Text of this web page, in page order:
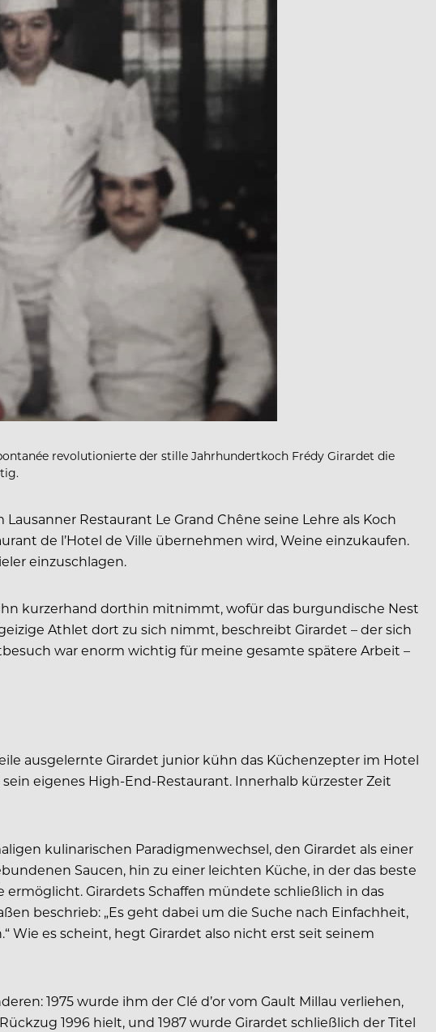
revolutionierte der stille Jahrhundertkoch Frédy Girardet die
Restaurant Le Grand Chêne seine Lehre als Koch
de l’Hotel de Ville übernehmen wird, Weine einzukaufen.
einzuschlagen.
kurzerhand dorthin mitnimmt, wofür das burgundische Nest
Athlet dort zu sich nimmt, beschreibt Girardet – der sich
war enorm wichtig für meine gesamte spätere Arbeit –
ausgelernte Girardet junior kühn das Küchenzepter im Hotel
eigenes High-End-Restaurant. Innerhalb kürzester Zeit
kulinarischen Paradigmenwechsel, den Girardet als einer
Saucen, hin zu einer leichten Küche, in der das beste
Girardets Schaffen mündete schließlich in das
beschrieb: „Es geht dabei um die Suche nach Einfachheit,
es scheint, hegt Girardet also nicht erst seit seinem
1975 wurde ihm der Clé d’or vom Gault Millau verliehen,
1996 hielt, und 1987 wurde Girardet schließlich der Titel